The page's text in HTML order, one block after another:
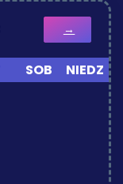
→
SOB NIEDZ